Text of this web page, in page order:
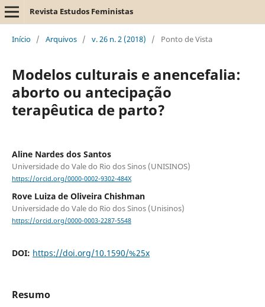
Revista Estudos Feministas
Início / Arquivos / v. 26 n. 2 (2018) / Ponto de Vista
Modelos culturais e anencefalia:
aborto ou antecipação
terapêutica de parto?
Aline Nardes dos Santos
Universidade do Vale do Rio dos Sinos (UNISINOS)
https://orcid.org/0000-0002-9302-484X
Rove Luiza de Oliveira Chishman
Universidade do Vale do Rio dos Sinos (Unisinos)
https://orcid.org/0000-0003-2287-5548
DOI: https://doi.org/10.1590/%25x
Resumo